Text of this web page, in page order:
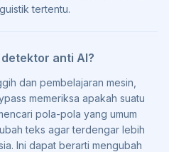
tertentu.
anti AI?
dan pembelajaran mesin,
memeriksa apakah suatu
pola-pola yang umum
teks agar terdengar lebih
Ini dapat berarti mengubah